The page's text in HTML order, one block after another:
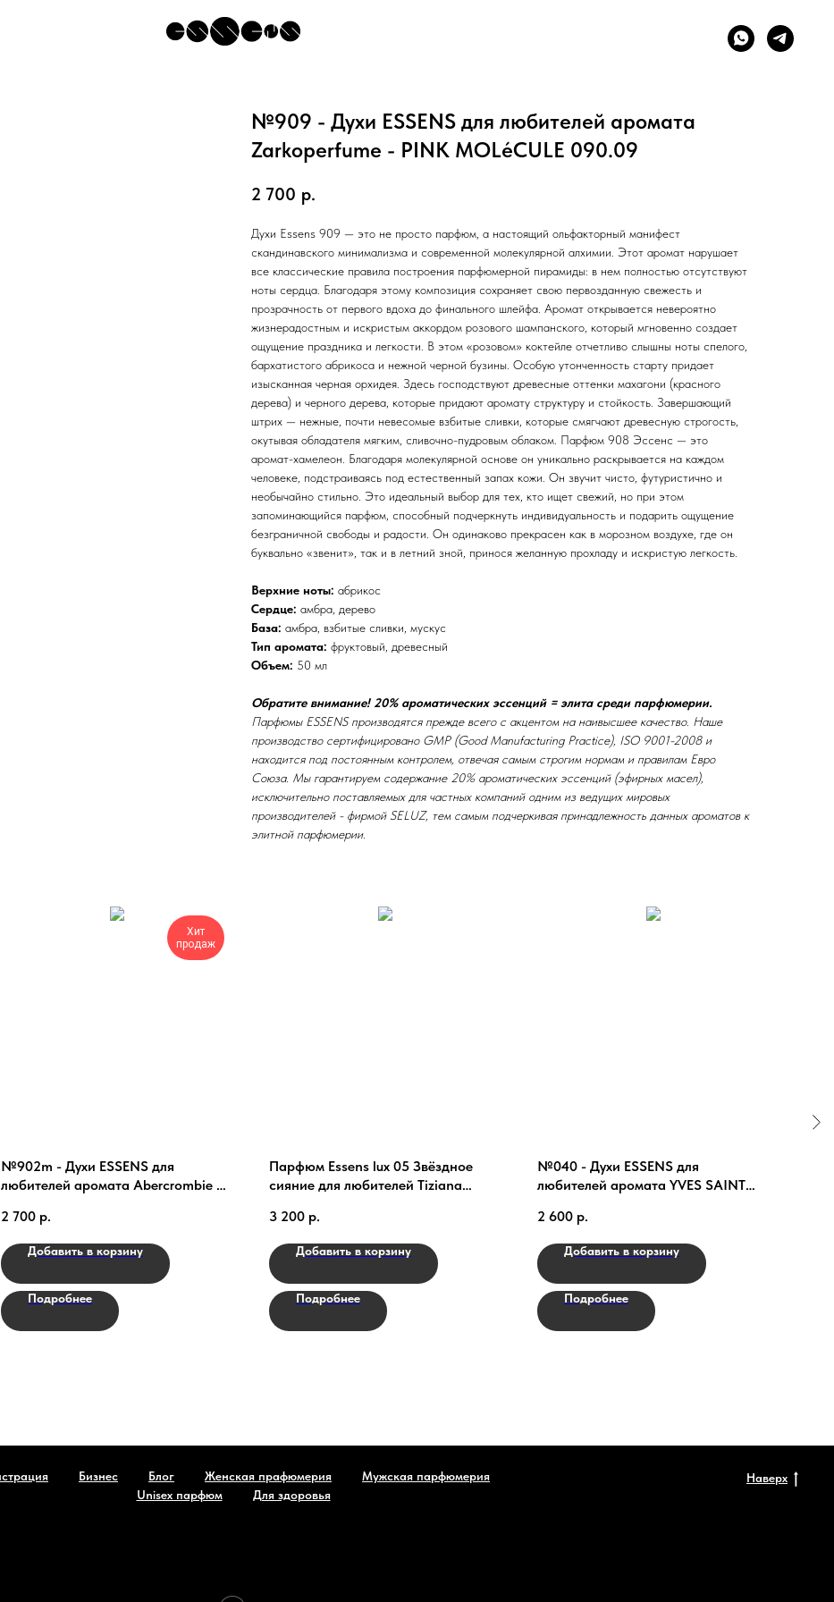
№909 - Духи ESSENS для любителей аромата
Zarkoperfume - PINK MOLéCULE 090.09
2 700 р.
Духи Essens 909 — это не просто парфюм, а настоящий ольфакторный манифест
скандинавского минимализма и современной молекулярной алхимии. Этот аромат нарушает
все классические правила построения парфюмерной пирамиды: в нем полностью отсутствуют
ноты сердца. Благодаря этому композиция сохраняет свою первозданную свежесть и
прозрачность от первого вдоха до финального шлейфа. Аромат открывается невероятно
жизнерадостным и искристым аккордом розового шампанского, который мгновенно создает
ощущение праздника и легкости. В этом «розовом» коктейле отчетливо слышны ноты спелого,
бархатистого абрикоса и нежной черной бузины. Особую утонченность старту придает
изысканная черная орхидея. Здесь господствуют древесные оттенки махагони (красного
дерева) и черного дерева, которые придают аромату структуру и стойкость. Завершающий
штрих — нежные, почти невесомые взбитые сливки, которые смягчают древесную строгость,
окутывая обладателя мягким, сливочно-пудровым облаком. Парфюм 908 Эссенс — это
аромат-хамелеон. Благодаря молекулярной основе он уникально раскрывается на каждом
человеке, подстраиваясь под естественный запах кожи. Он звучит чисто, футуристично и
необычайно стильно. Это идеальный выбор для тех, кто ищет свежий, но при этом
запоминающийся парфюм, способный подчеркнуть индивидуальность и подарить ощущение
безграничной свободы и радости. Он одинаково прекрасен как в морозном воздухе, где он
буквально «звенит», так и в летний зной, принося желанную прохладу и искристую легкость.
Верхние ноты: абрикос
Сердце: амбра, дерево
База: амбра, взбитые сливки, мускус
Тип аромата: фруктовый, древесный
Объем: 50 мл
Обратите внимание! 20% ароматических эссенций = элита среди парфюмерии.
Парфюмы ESSENS производятся прежде всего с акцентом на наивысшее качество. Наше
производство сертифицировано GMP (Good Manufacturing Practice), ISO 9001-2008 и
находится под постоянным контролем, отвечая самым строгим нормам и правилам Евро
Союза. Мы гарантируем содержание 20% ароматических эссенций (эфирных масел),
исключительно поставляемых для частных компаний одним из ведущих мировых
производителей - фирмой SELUZ, тем самым подчеркивая принадлежность данных ароматов к
элитной парфюмерии.
Хит
продаж
№902m - Духи ESSENS для
любителей аромата Abercrombie &
2 700 р.
Добавить в корзину
Подробнее
Парфюм Essens lux 05 Звёздное
сияние для любителей Tiziana
3 200 р.
Добавить в корзину
Подробнее
№040 - Духи ESSENS для
любителей аромата YVES SAINT
2 600 р.
Добавить в корзину
Подробнее
Бизнес Блог Женская прафюмерия
Мужская парфюмерия
Unisex парфюм
Для здоровья
Наверх